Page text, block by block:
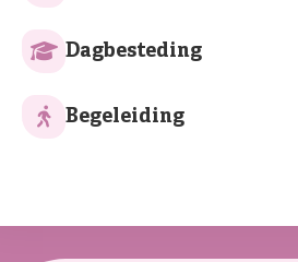
Dagbesteding
Begeleiding